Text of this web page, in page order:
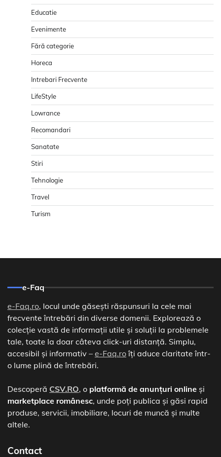
Educatie
Evenimente
Fără categorie
Horeca
Intrebari Frecvente
LifeStyle
Lowrance
Recomandari
Sanatate
Stiri
Tehnologie
Travel
Turism
e-Faq
e-Faq.ro, locul unde găsești răspunsuri la cele mai
frecvente întrebări din diverse domenii. Explorează o
colecție vastă de informații utile și soluții la problemele
tale, toate la doar câteva click-uri distanță. Simplu,
accesibil și informativ – e-Faq.roîți aduce claritate într-
o lume plină de întrebări.
Descoperă CSV.RO, o platformă de anunțuri online și
marketplace românesc, unde poți publica și găsi rapid
produse, servicii, imobiliare, locuri de muncă și multe
altele.
Contact